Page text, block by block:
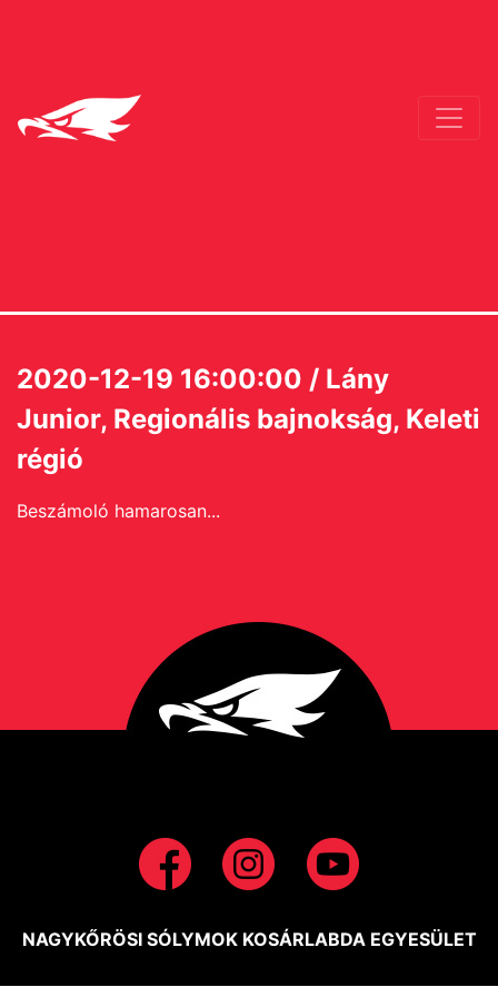
2020-12-19 16:00:00 / Lány
Junior, Regionális bajnokság, Keleti
régió
Beszámoló hamarosan...
NAGYKŐRÖSI SÓLYMOK KOSÁRLABDA EGYESÜLET